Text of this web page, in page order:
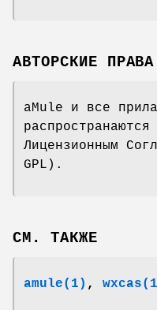
АВТОРСКИЕ ПРАВА
aMule и все
Лицензионным
GPL).
СМ. ТАКЖЕ
amule(1) , wxcas